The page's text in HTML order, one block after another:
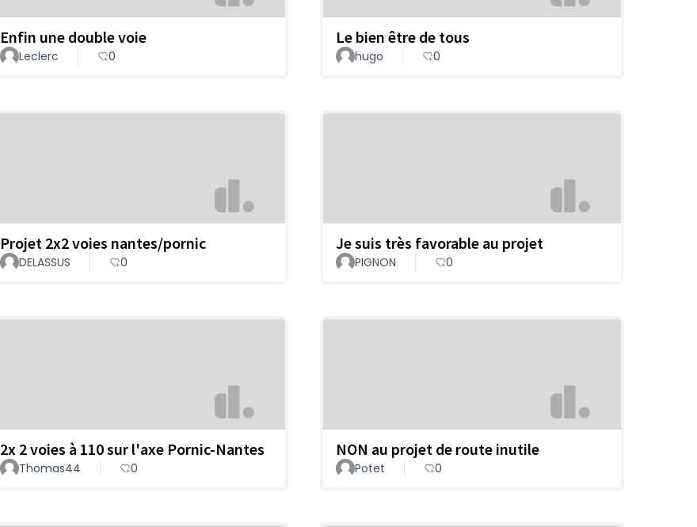
Enfin une double voie
Leclerc 0
Le bien être de tous
hugo 0
Projet 2x2 voies nantes/pornic
DELASSUS 0
Je suis très favorable au projet
PIGNON 0
2x 2 voies à 110 sur l'axe Pornic-Nantes
Thomas44 0
NON au projet de route inutile
Potet 0